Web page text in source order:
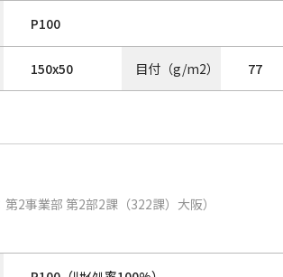
P100
150x50 目付（g/m2） 77
2事業部 第2部2課（322課）大阪）